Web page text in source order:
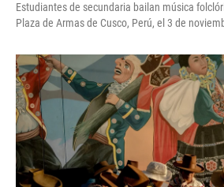
Estudiantes de secundaria bailan música
Plaza de Armas de Cusco, Perú, el 3 de